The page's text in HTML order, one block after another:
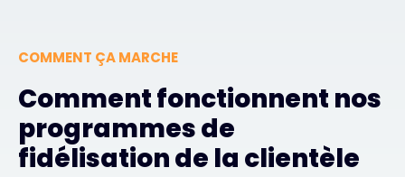
COMMENT ÇA MARCHE
Comment fonctionnent nos
programmes de
fidélisation de la clientèle